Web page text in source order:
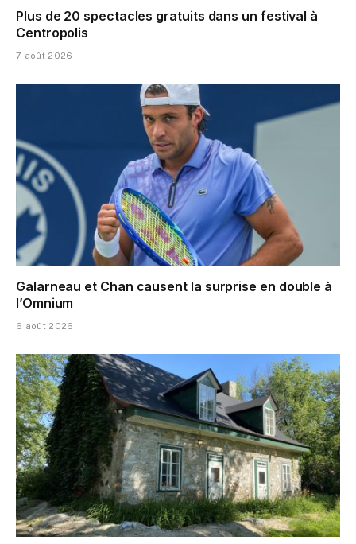
Plus de 20 spectacles gratuits dans un festival à
Centropolis
7 août 2026
Galarneau et Chan causent la surprise en double à
l’Omnium
6 août 2026